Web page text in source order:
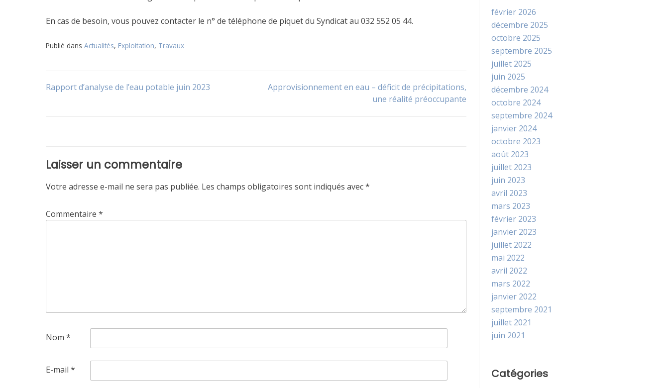
En cas de besoin, vous pouvez contacter le n° de téléphone de piquet du Syndicat au 032 552 05 44.
Publié dans Actualités, Exploitation, Travaux
Navigation
Rapport d’analyse de l’eau potable juin 2023
Approvisionnement en eau – déficit de précipitations,
une réalité préoccupante
Laisser un commentaire
Votre adresse e-mail ne sera pas publiée. Les champs obligatoires sont indiqués avec*
Commentaire *
Nom *
E-mail *
février 2026
décembre 2025
octobre 2025
septembre 2025
juillet 2025
juin 2025
décembre 2024
octobre 2024
septembre 2024
janvier 2024
octobre 2023
août 2023
juillet 2023
juin 2023
avril 2023
mars 2023
février 2023
janvier 2023
juillet 2022
mai 2022
avril 2022
mars 2022
janvier 2022
septembre 2021
juillet 2021
juin 2021
Catégories